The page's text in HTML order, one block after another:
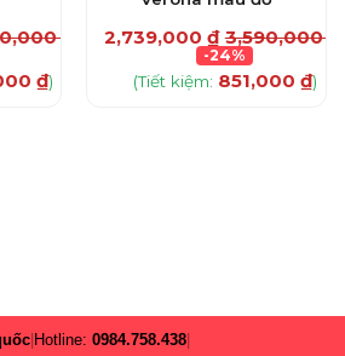
₫)
2,739,000 ₫ 3,590,000
-24%
(Tiết kiệm: 851,000 ₫)
Hotline:0984.758.438